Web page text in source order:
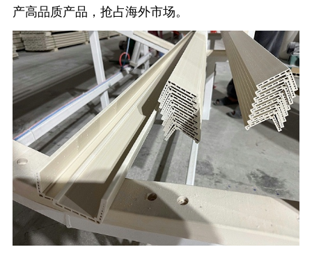
产高品质产品，抢占海外市场。